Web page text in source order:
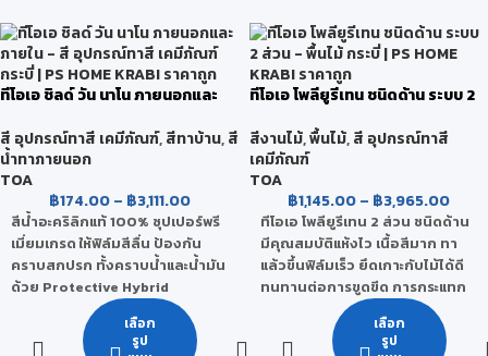
ชนิดของฟิล์มสี
ขาวด้าน
ขนาดบรรจุ
1 แกลลอน, 5 แกลลอน
บ้าน
เกรด
กลุ่มพรีเมียมคุณภาพสูงสุด
รองรับ
ทีโอเอ ชิลด์ วัน นาโน ภายนอกและ
สี อุปกรณ์ทาสี เคมีภัณฑ์,สีทาบ้าน,สี
น้ำทาภายนอก
TOA
฿174.00 – ฿3,111.00
สีน้ำอะคริลิกแท้ 100% ซุปเปอร์พรี
เมี่ยมเกรด ให้ฟิล์มสีลื่น ป้องกัน
คราบสกปรก ทั้งคราบน้ำและน้ำมัน
ด้วย Protective Hybrid
Technology จากประเทศเยอรมัน
ที่ประกอบด้วย นาโนซิลิโคน (Nano
Silicone) ป้องกันคราบสกปรก
เลือก
รูป
ทีโอเอ โพลียูรีเทน ชนิดด้าน ระบบ 2
สีงานไม้,พื้นไม้,สี อุปกรณ์ทาสี
เคมีภัณฑ์
TOA
฿1,145.00– ฿3,965.00
ทีโอเอ โพลียูรีเทน 2 ส่วน ชนิดด้าน
มีคุณสมบัติแห้งไว เนื้อสีมาก ทา
แล้วขึ้นฟิล์มเร็ว ยึดเกาะกับไม้ได้ดี
ทนทานต่อการขูดขีด การกระแทก
การขัดถู และสารเคมีได้ดี ให้ฟิล์มสี
เรียบเนียน ไม่มีรอยแปรง และ
ป้องกันน้ำซึมได้ดีเยี่ยม
เลือก
รูป